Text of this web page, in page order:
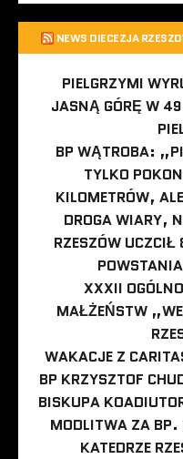
NEWS DIECEZJA
PIELGRZYMI
JASNĄ GÓRĘ W
BP WĄTROBA:
TYLKO
KILOMETRÓW,
DROGA WIARY,
RZESZÓW
XXXII
MAŁŻEŃSTW
WAKACJE Z
BP KRZYSZTOF
BISKUPA
MODLITWA ZA BP.
KATEDRZE